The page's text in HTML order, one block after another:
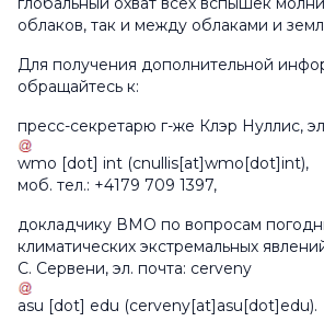
облаков, так и между облаками и
Для получения дополнительной
обращайтесь к:
пресс-секретарю г-же Клэр Нуллис,
wmo [dot] int (cnullis[at]wmo[dot]int),
моб. тел.: +4179 709 1397,
докладчику ВМО по вопросам
климатических экстремальных
С. Сервени, эл. почта: cerveny
asu [dot] edu (cerveny[at]asu[dot]edu).